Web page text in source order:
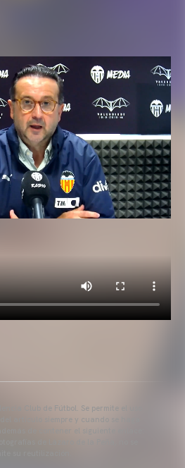
Club de Fútbol. Se permite el uso
artículo siempre y cuando se haga
de contener el siguiente enlace: